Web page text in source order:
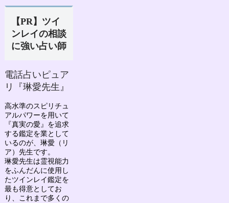
【PR】ツイ
ンレイの相談
に強い占い師
電話占いピュア
リ『琳愛先生』
高水準のスピリチュ
アルパワーを用いて
『真実の愛』を追求
する鑑定を業として
いるのが、 琳愛（リ
ア）先生です。
琳愛先生は霊視能力
をふんだんに使用し
たツインレイ鑑定を
最も得意としてお
り、 これまで多くの